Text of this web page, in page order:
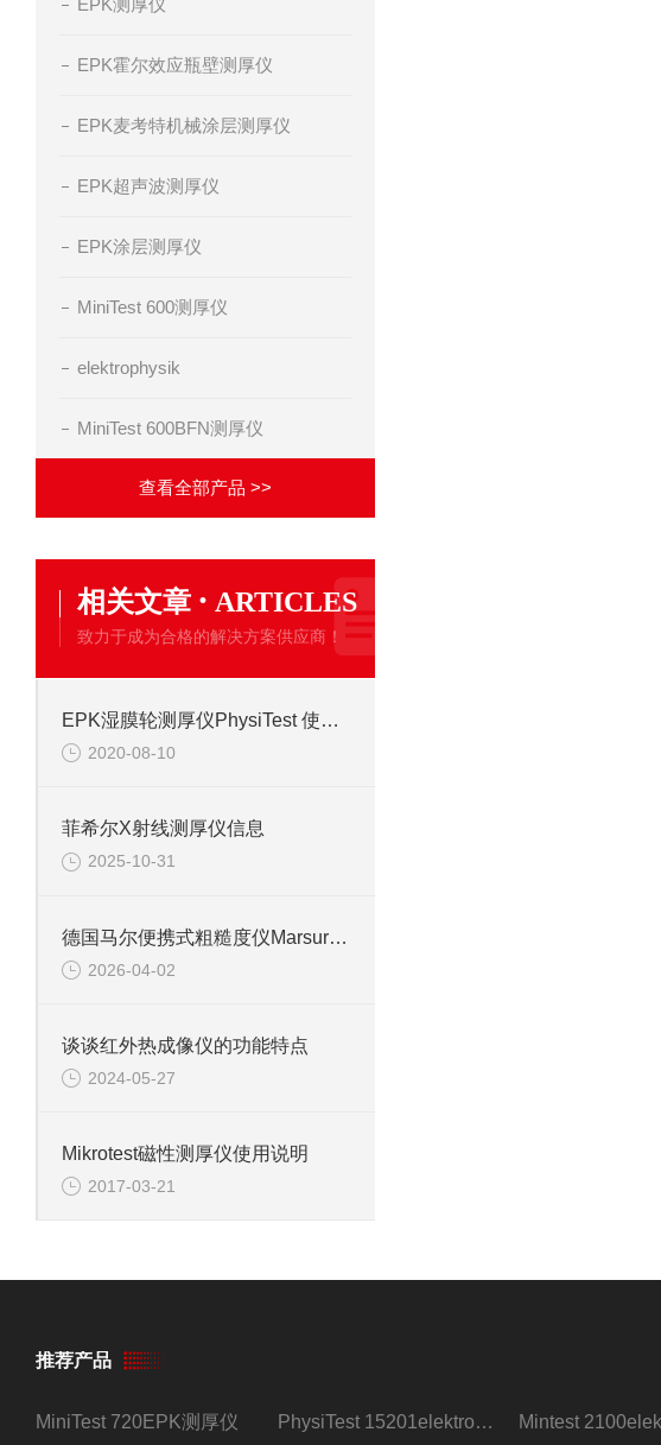
EPK测厚仪
EPK霍尔效应瓶壁测厚仪
EPK麦考特机械涂层测厚仪
EPK超声波测厚仪
EPK涂层测厚仪
MiniTest 600测厚仪
elektrophysik
MiniTest 600BFN测厚仪
查看全部产品 >>
相关文章 · ARTICLES
致力于成为合格的解决方案供应商！
EPK湿膜轮测厚仪PhysiTest 使用及操作方法
2020-08-10
菲希尔X射线测厚仪信息
2025-10-31
德国马尔便携式粗糙度仪Marsurf M300C信息
2026-04-02
谈谈红外热成像仪的功能特点
2024-05-27
Mikrotest磁性测厚仪使用说明
2017-03-21
推荐产品
MiniTest 720EPK测厚仪 PhysiTest 15201elektrophysik测厚仪